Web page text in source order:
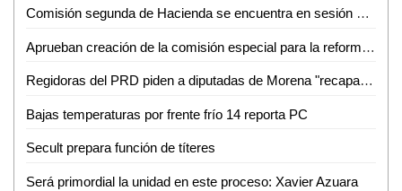
Comisión segunda de Hacienda se encuentra en sesión permanente para el análisis de las leyes de ingresos de 29 municipios
Aprueban creación de la comisión especial para la reforma político-electoral del congreso del Estado
Regidoras del PRD piden a diputadas de Morena "recapacitar" y no aprobar aumento al agua
Bajas temperaturas por frente frío 14 reporta PC
Secult prepara función de títeres
Será primordial la unidad en este proceso: Xavier Azuara